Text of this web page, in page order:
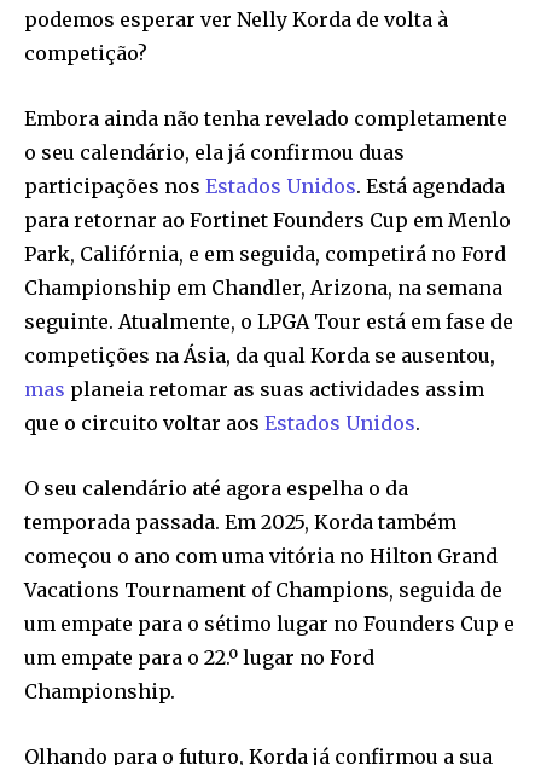
podemos esperar ver Nelly Korda de volta à
competição?
Embora ainda não tenha revelado completamente
o seu calendário, ela já confirmou duas
participações nos Estados Unidos. Está agendada
para retornar ao Fortinet Founders Cup em Menlo
Park, Califórnia, e em seguida, competirá no Ford
Championship em Chandler, Arizona, na semana
seguinte. Atualmente, o LPGA Tour está em fase de
competições na Ásia, da qual Korda se ausentou,
mas planeia retomar as suas actividades assim
que o circuito voltar aos Estados Unidos.
O seu calendário até agora espelha o da
temporada passada. Em 2025, Korda também
começou o ano com uma vitória no Hilton Grand
Vacations Tournament of Champions, seguida de
um empate para o sétimo lugar no Founders Cup e
um empate para o 22.º lugar no Ford
Championship.
Olhando para o futuro, Korda já confirmou a sua